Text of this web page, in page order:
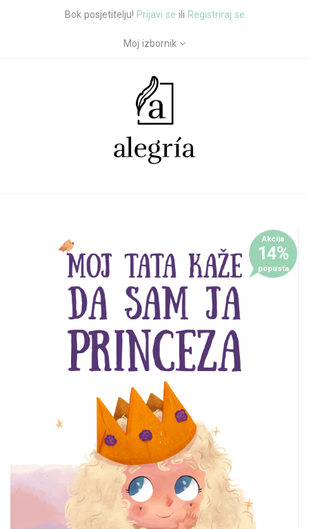
Bok posjetitelju! Prijavi se ili Registriraj se
Moj izbornik
Akcija
14%
popusta